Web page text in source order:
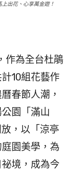
出花、心享萬金遊！
作為全台杜鵑
10組花藝作
春節人潮，
園「滿山
，以「涼亭
園美學，為
境，成為今